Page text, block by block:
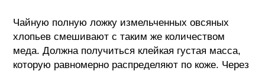
Чайную полную ложку измельченных овсяных
хлопьев смешивают с таким же количеством
меда. Должна получиться клейкая густая масса,
которую равномерно распределяют по коже. Через